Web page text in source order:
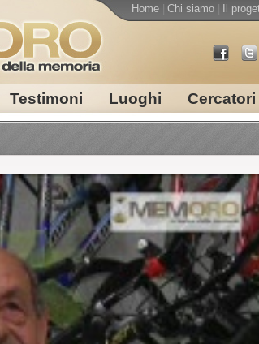
Testimoni Luoghi
Home Chi siamo Il